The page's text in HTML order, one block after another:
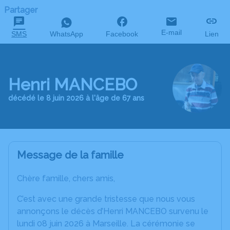
Partager
SMS WhatsApp Facebook E-mail Lien
Henri MANCEBO
décédé le 8 juin 2026 à l'âge de 67 ans
Message de la famille
Chère famille, chers amis,
C’est avec une grande tristesse que nous vous
annonçons le décès d’Henri MANCEBO survenu le
lundi 08 juin 2026 à Marseille. La cérémonie se